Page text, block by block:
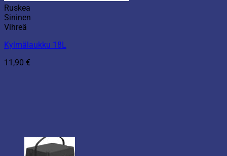
Ruskea
Sininen
Vihreä
Kylmälaukku 18L
11,90 €